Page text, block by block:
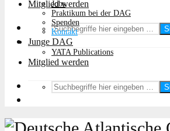
Mitglied werden
Jobs
Praktikum bei der DAG
Spenden
Kontakt
Junge DAG
YATA Publications
Mitglied werden